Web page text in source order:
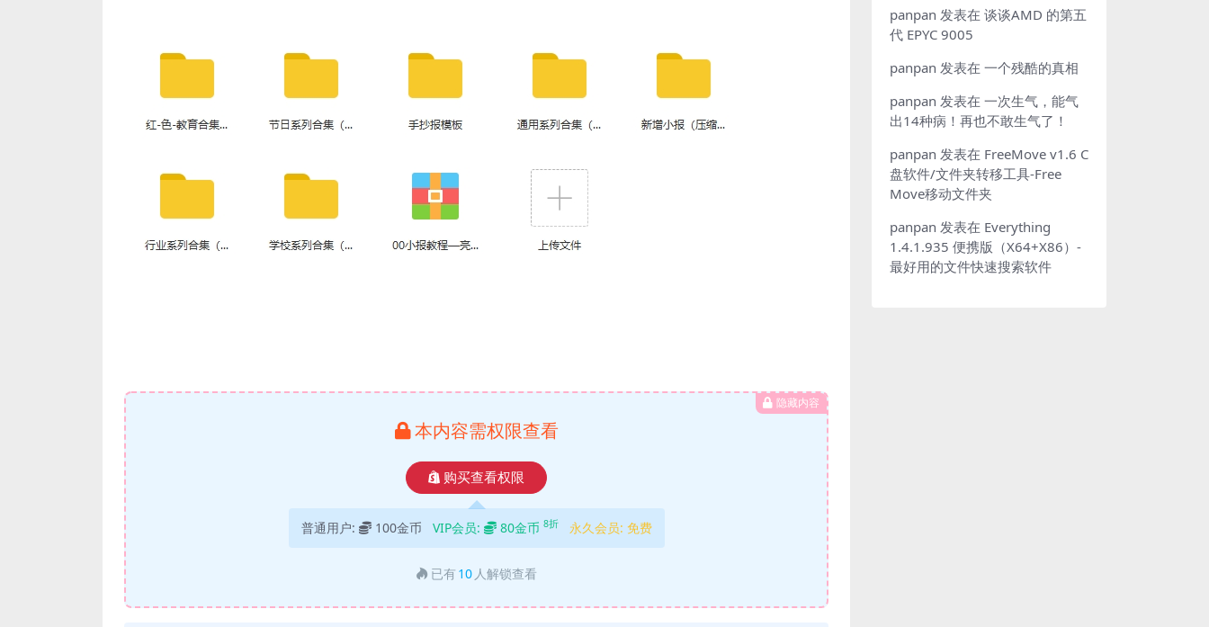
隐藏内容
本内容需权限查看
购买查看权限
普通用户: 100金币 VIP会员: 80金币 8折 永久会员: 免费
已有 10 人解锁查看
panpan 发表在 谈谈AMD 的第五
代 EPYC 9005
panpan 发表在 一个残酷的真相
panpan 发表在 一次生气，能气
出14种病！再也不敢生气了！
panpan 发表在 FreeMove v1.6 C
盘软件/文件夹转移工具-Free
Move移动文件夹
panpan 发表在 Everything
1.4.1.935 便携版（X64+X86）-
最好用的文件快速搜索软件